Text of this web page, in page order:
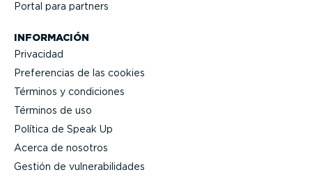
Portal para partners
INFORMACIÓN
Privacidad
Prefe­rencias de las cookies
Términos y condiciones
Términos de uso
Política de Speak Up
Acerca de nosotros
Gestión de vulne­ra­bi­li­dades